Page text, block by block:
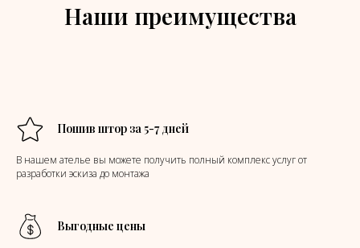
Наши преимущества
Пошив штор за 5-7 дней
В нашем ателье вы можете получить полный комплекс услуг от
разработки эскиза до монтажа
Выгодные цены